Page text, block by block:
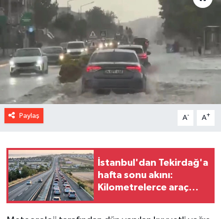
Paylaş A- A+
İstanbul'dan Tekirdağ'a
hafta sonu akını:
Kilometrelerce araç